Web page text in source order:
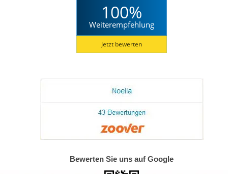
100%
Weiterempfehlung
Jetzt bewerten
Bewerten Sie uns auf Google